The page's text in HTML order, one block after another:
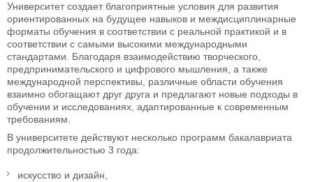
Университет создает благоприятные условия для развития
ориентированных на будущее навыков и междисциплинарные
форматы обучения в соответствии с реальной практикой и в
соответствии с самыми высокими международными
стандартами. Благодаря взаимодействию творческого,
предпринимательского и цифрового мышления, а также
международной перспективы, различные области обучения
взаимно обогащают друг друга и предлагают новые подходы в
обучении и исследованиях, адаптированные к современным
требованиям.
В университете действуют несколько программ бакалавриата
продолжительностью 3 года:
искусство и дизайн,